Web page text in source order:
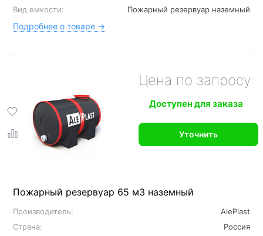
Вид емкости:
Пожарный резервуар наземный
Подробнее о товаре →
Пожарный резервуар 65 м3 наземный
Производитель:
AlePlast
Страна:
Россия
Цена по запросу
Доступен для заказа
Уточнить